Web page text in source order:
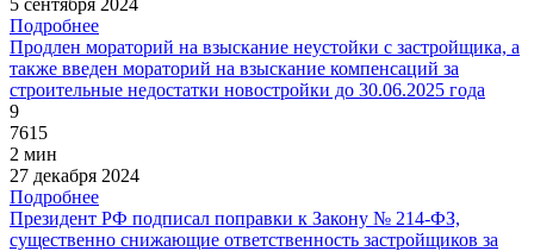
Подробнее
Продлен мораторий на взыскание неустойки с застройщика, а
также введен мораторий на взыскание компенсаций за
строительные недостатки новостройки до 30.06.2025 года
9
7615
2 мин
27 декабря 2024
Подробнее
Президент РФ подписал поправки к Закону № 214-ФЗ,
существенно снижающие ответственность застройщиков за